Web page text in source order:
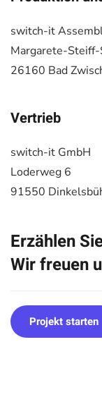
switch-it
Margarete-
26160 Bad
Vertrieb
switch-it GmbH
Loderweg 6
91550
Erzählen
Wir freuen
Projekt starten